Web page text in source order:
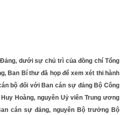
dưới sự chủ trì của đồng chí Tổng
Ban Bí thư đã họp để xem xét thi hành
bộ đối với Ban cán sự đảng Bộ Công
Hoàng, nguyên Uỷ viên Trung ương
cán sự đảng, nguyên Bộ trưởng Bộ